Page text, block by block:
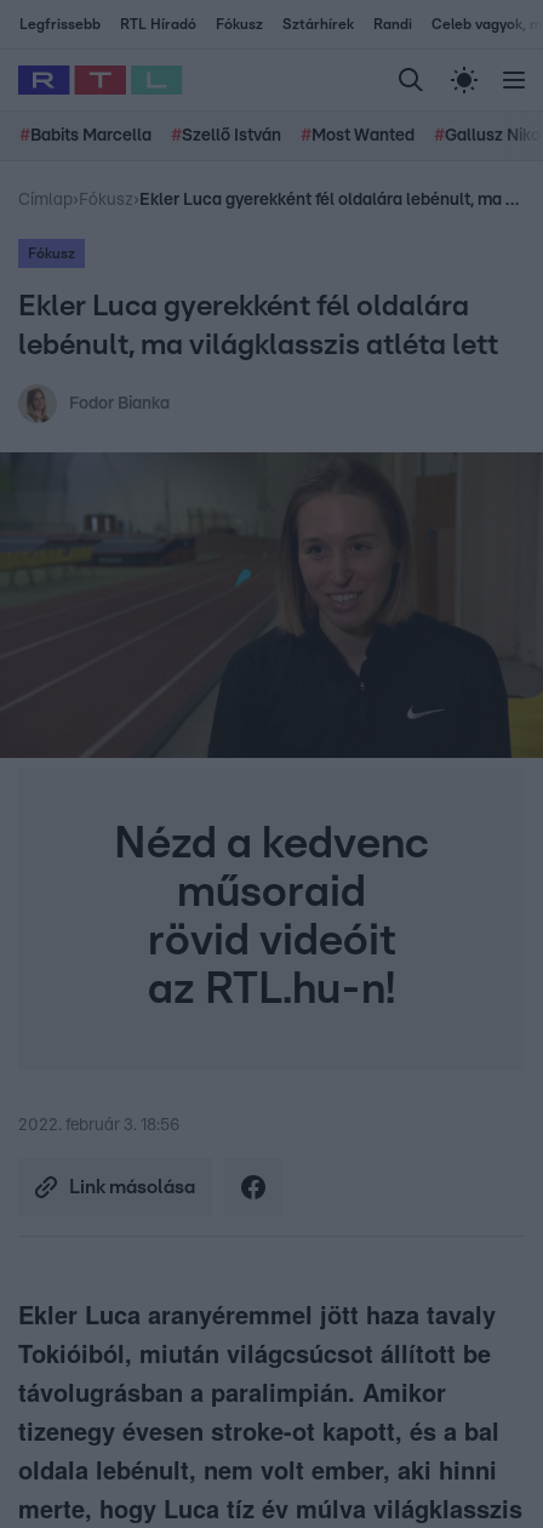
Legfrissebb RTL Híradó Fókusz Sztárhírek Randi Celeb vagyok,
# Babits Marcella #Szellő István # Most Wanted #Gallusz
Címlap› Fókusz› Ekler Luca gyerekként fél oldalára lebénult, ma világklasszis atléta lett
Fókusz
Ekler Luca gyerekként fél oldalára
lebénult, ma világklasszis atléta lett
Fodor Bianka
Nézd a kedvenc
műsoraid
rövid videóit
az RTL.hu-n!
2022. február 3. 18:56
Link másolása
Ekler Luca aranyéremmel jött haza tavaly
Tokióiból, miután világcsúcsot állított be
távolugrásban a paralimpián. Amikor
tizenegy évesen stroke-ot kapott, és a bal
oldala lebénult, nem volt ember, aki hinni
merte, hogy Luca tíz év múlva világklasszis